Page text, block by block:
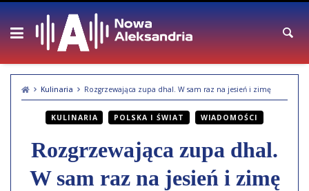
Skip
content
Kulinaria Rozgrzewająca zupa dhal. W sam raz na jesień i zimę
KULINARIA POLSKA I ŚWIAT WIADOMOŚCI
Rozgrzewająca zupa dhal.
W sam raz na jesień i zimę